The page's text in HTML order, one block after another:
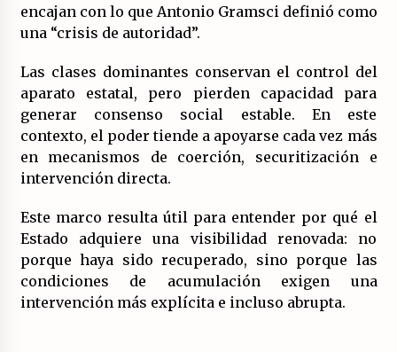
encajan con lo que Antonio Gramsci definió como
una “crisis de autoridad”.
Las clases dominantes conservan el control del
aparato estatal, pero pierden capacidad para
generar consenso social estable. En este
contexto, el poder tiende a apoyarse cada vez más
en mecanismos de coerción, securitización e
intervención directa.
Este marco resulta útil para entender por qué el
Estado adquiere una visibilidad renovada: no
porque haya sido recuperado, sino porque las
condiciones de acumulación exigen una
intervención más explícita e incluso abrupta.